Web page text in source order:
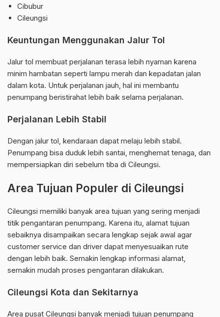
Cibubur
Cileungsi
Keuntungan Menggunakan Jalur Tol
Jalur tol membuat perjalanan terasa lebih nyaman karena
minim hambatan seperti lampu merah dan kepadatan jalan
dalam kota. Untuk perjalanan jauh, hal ini membantu
penumpang beristirahat lebih baik selama perjalanan.
Perjalanan Lebih Stabil
Dengan jalur tol, kendaraan dapat melaju lebih stabil.
Penumpang bisa duduk lebih santai, menghemat tenaga, dan
mempersiapkan diri sebelum tiba di Cileungsi.
Area Tujuan Populer di Cileungsi
Cileungsi memiliki banyak area tujuan yang sering menjadi
titik pengantaran penumpang. Karena itu, alamat tujuan
sebaiknya disampaikan secara lengkap sejak awal agar
customer service dan driver dapat menyesuaikan rute
dengan lebih baik. Semakin lengkap informasi alamat,
semakin mudah proses pengantaran dilakukan.
Cileungsi Kota dan Sekitarnya
Area pusat Cileungsi banyak menjadi tujuan penumpang